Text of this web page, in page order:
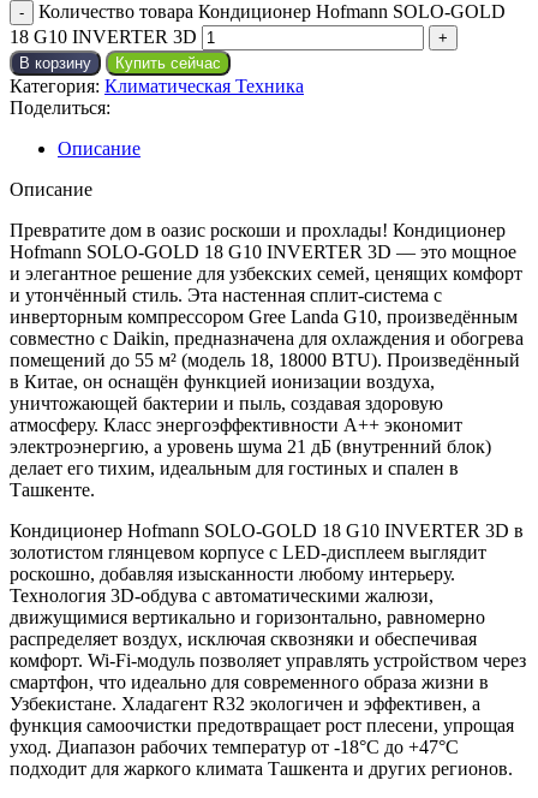
Количество товара Кондиционер Hofmann SOLO-GOLD
18 G10 INVERTER 3D
В корзину Купить сейчас
Категория: Климатическая Техника
Поделиться:
Описание
Описание
Превратите дом в оазис роскоши и прохлады! Кондиционер
Hofmann SOLO-GOLD 18 G10 INVERTER 3D — это мощное
и элегантное решение для узбекских семей, ценящих комфорт
и утончённый стиль. Эта настенная сплит-система с
инверторным компрессором Gree Landa G10, произведённым
совместно с Daikin, предназначена для охлаждения и обогрева
помещений до 55 м² (модель 18, 18000 BTU). Произведённый
в Китае, он оснащён функцией ионизации воздуха,
уничтожающей бактерии и пыль, создавая здоровую
атмосферу. Класс энергоэффективности A++ экономит
электроэнергию, а уровень шума 21 дБ (внутренний блок)
делает его тихим, идеальным для гостиных и спален в
Ташкенте.
Кондиционер Hofmann SOLO-GOLD 18 G10 INVERTER 3D в
золотистом глянцевом корпусе с LED-дисплеем выглядит
роскошно, добавляя изысканности любому интерьеру.
Технология 3D-обдува с автоматическими жалюзи,
движущимися вертикально и горизонтально, равномерно
распределяет воздух, исключая сквозняки и обеспечивая
комфорт. Wi-Fi-модуль позволяет управлять устройством через
смартфон, что идеально для современного образа жизни в
Узбекистане. Хладагент R32 экологичен и эффективен, а
функция самоочистки предотвращает рост плесени, упрощая
уход. Диапазон рабочих температур от -18°C до +47°C
подходит для жаркого климата Ташкента и других регионов.